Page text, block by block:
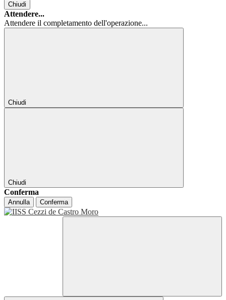
Chiudi
Attendere...
Attendere il completamento dell'operazione...
Chiudi
Chiudi
Conferma
Annulla Conferma